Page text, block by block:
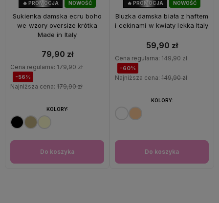
NOWOŚĆ
🔥 PROMOCJA
Sukienka damska ecru boho
we wzory oversize krótka
Made in Italy
79,90 zł
Cena regularna: 179,90 zł
-56%
Najniższa cena: 179,90 zł
Do koszyka
KOLORY:
NOWOŚĆ
OKAZJA
🔥 PROMOCJA
Bluzka damska biała z haftem
i cekinami w kwiaty lekka Italy
59,90 zł
Cena regularna: 149,90 zł
-60%
Najniższa cena: 149,90 zł
Do koszyka
KOLORY: